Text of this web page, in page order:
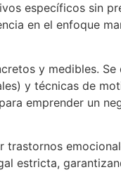
específicos sin
en el enfoque
y medibles. Se
y técnicas de
emprender un
estricta,